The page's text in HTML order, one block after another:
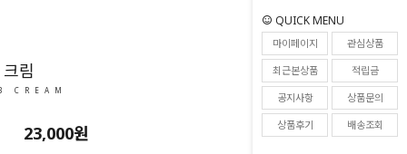
QUICK MENU
마이페이지
관심상품
최근본상품
적립금
공지사항
상품문의
상품후기
배송조회
118
림
CREAM
23,000원